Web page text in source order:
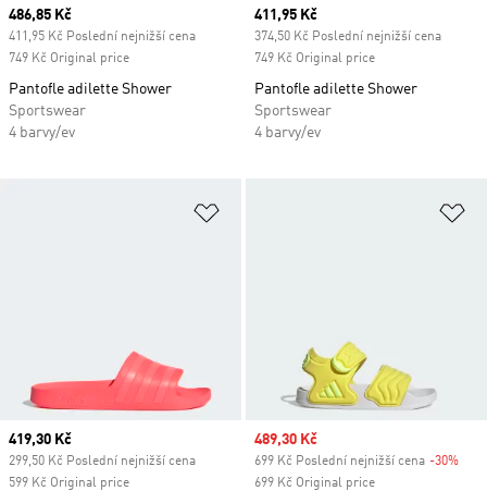
Current price
486,85 Kč
411,95 Kč Poslední nejnižší cena
749 Kč Original price
Pantofle adilette Shower
Sportswear
4 barvy/ev
Current price
411,95 Kč
374,50 Kč Poslední nejnižší cena
749 Kč Original price
Pantofle adilette Shower
Sportswear
4 barvy/ev
Current price
419,30 Kč
299,50 Kč Poslední nejnižší cena
599 Kč Original price
Sale price
489,30 Kč
699 Kč Poslední nejnižší cena -30%
699 Kč Original price